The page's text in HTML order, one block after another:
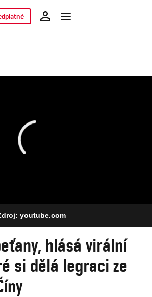
youtube.com
hlásá virální
si dělá legraci ze